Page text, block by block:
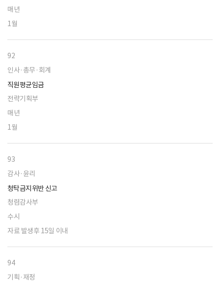
매년
1월
92
인사·총무·회계
직원평균임금
전략기획부
매년
1월
93
감사·윤리
청탁금지위반 신고
청렴감사부
수시
자료 발생후 15일 이내
94
기획·재정